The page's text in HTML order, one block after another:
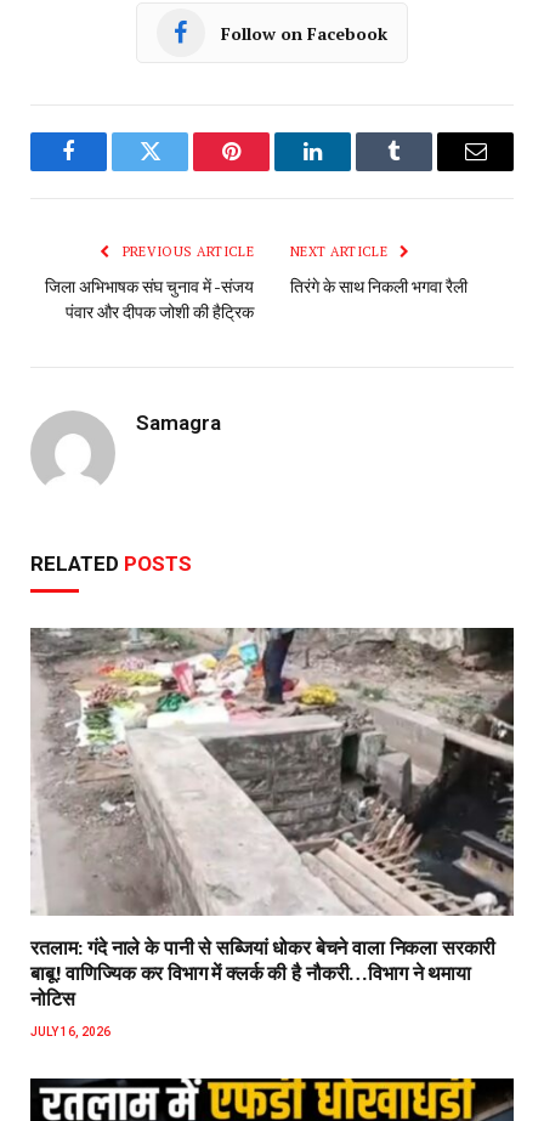
Follow on Facebook
FacebookTwitter Pinterest LinkedInTumblr Email
PREVIOUS ARTICLE
जिला अभिभाषक संघ चुनाव में -संजय
पंवार और दीपक जोशी की हैट्रिक
NEXT ARTICLE
तिरंगे के साथ निकली भगवा रैली
Samagra
RELATED POSTS
रतलाम: गंदे नाले के पानी से सब्जियां धोकर बेचने वाला निकला सरकारी
बाबू! वाणिज्यिक कर विभाग में क्लर्क की है नौकरी…विभाग ने थमाया
नोटिस
JULY 16, 2026